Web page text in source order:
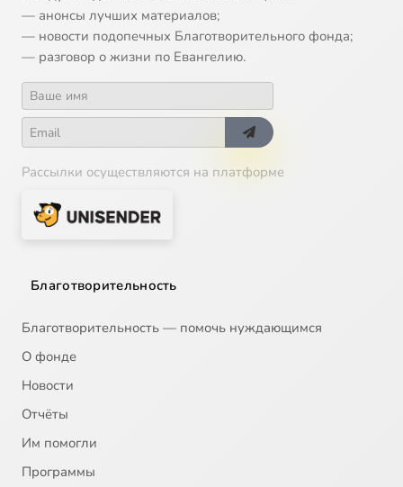
— анонсы лучших материалов;
— новости подопечных Благотворительного фонда;
— разговор о жизни по Евангелию.
Рассылки осуществляются на платформе
Благотворительность
Благотворительность — помочь нуждающимся
О фонде
Новости
Отчёты
Им помогли
Программы